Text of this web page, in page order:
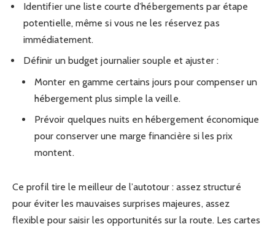
Identifier une liste courte d’hébergements par étape
potentielle, même si vous ne les réservez pas
immédiatement.
Définir un budget journalier souple et ajuster :
Monter en gamme certains jours pour compenser un
hébergement plus simple la veille.
Prévoir quelques nuits en hébergement économique
pour conserver une marge financière si les prix
montent.
Ce profil tire le meilleur de l’autotour : assez structuré
pour éviter les mauvaises surprises majeures, assez
flexible pour saisir les opportunités sur la route. Les cartes